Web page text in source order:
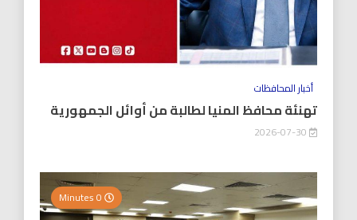
أخبار المحافظات
تهنئة محافظ المنيا لطالبة من أوائل الجمهورية